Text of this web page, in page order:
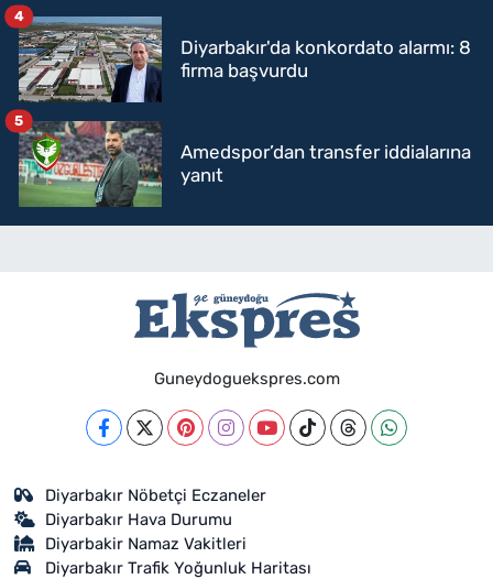
Diyarbakır'da konkordato alarmı: 8
firma başvurdu
4
Amedspor’dan transfer iddialarına
yanıt
5
Guneydoguekspres.com
Diyarbakır Nöbetçi Eczaneler
Diyarbakır Hava Durumu
Diyarbakir Namaz Vakitleri
Diyarbakır Trafik Yoğunluk Haritası